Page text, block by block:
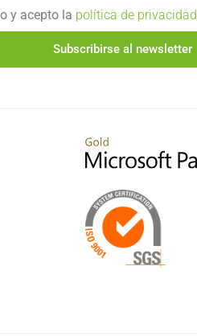
y acepto la política de privacidad
Subscribirse al newsletter